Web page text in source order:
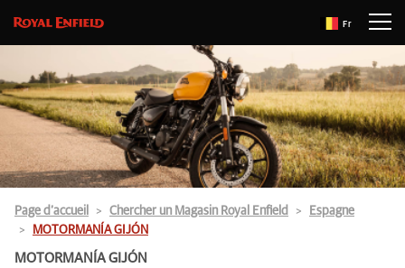
Fr
Page d’accueil Chercher un Magasin Royal Enfield
Espagne
MOTORMANÍA GIJÓN
MOTORMANÍA GIJÓN